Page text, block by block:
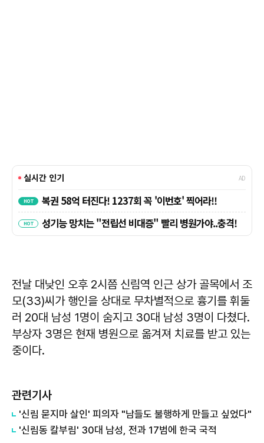
전날 대낮인 오후 2시쯤 신림역 인근 상가 골목에서 조
모(33)씨가 행인을 상대로 무차별적으로 흉기를 휘둘
러 20대 남성 1명이 숨지고 30대 남성 3명이 다쳤다.
부상자 3명은 현재 병원으로 옮겨져 치료를 받고 있는
중이다.
관련기사
'신림 묻지마 살인' 피의자 "남들도 불행하게 만들고 싶었다"
'신림동 칼부림' 30대 남성, 전과 17범에 한국 국적